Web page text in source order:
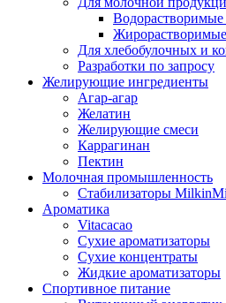
Для хлебобулочных и
Разработки по запросу
Желирующие ингредиенты
Агар-агар
Желатин
Желирующие смеси
Каррагинан
Пектин
Молочная промышленность
Стабилизаторы
Ароматика
Vitacacao
Сухие ароматизаторы
Сухие концентраты
Жидкие ароматизаторы
Спортивное питание